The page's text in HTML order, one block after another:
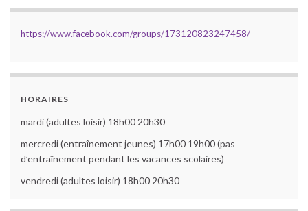
https://www.facebook.com/groups/173120823247458/
HORAIRES
mardi (adultes loisir) 18h00 20h30
mercredi (entraînement jeunes) 17h00 19h00 (pas
d’entraînement pendant les vacances scolaires)
vendredi (adultes loisir) 18h00 20h30